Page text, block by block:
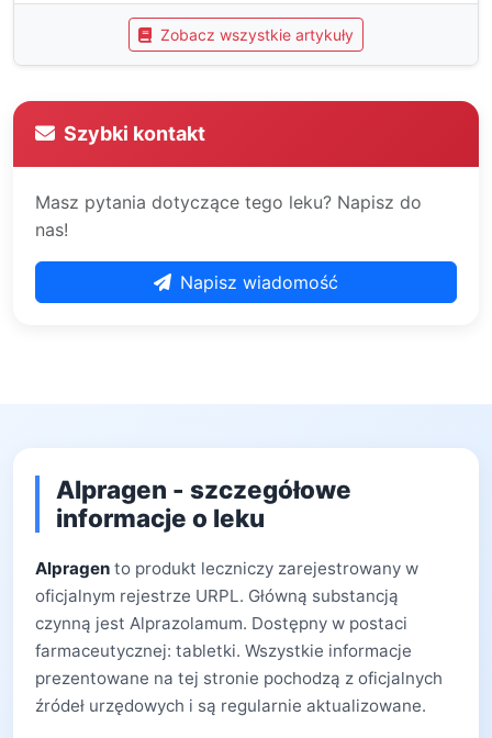
Zobacz wszystkie artykuły
Szybki kontakt
Masz pytania dotyczące tego leku? Napisz do
nas!
Napisz wiadomość
Alpragen - szczegółowe
informacje o leku
Alpragen to produkt leczniczy zarejestrowany w
oficjalnym rejestrze URPL. Główną substancją
czynną jest Alprazolamum. Dostępny w postaci
farmaceutycznej: tabletki. Wszystkie informacje
prezentowane na tej stronie pochodzą z oficjalnych
źródeł urzędowych i są regularnie aktualizowane.